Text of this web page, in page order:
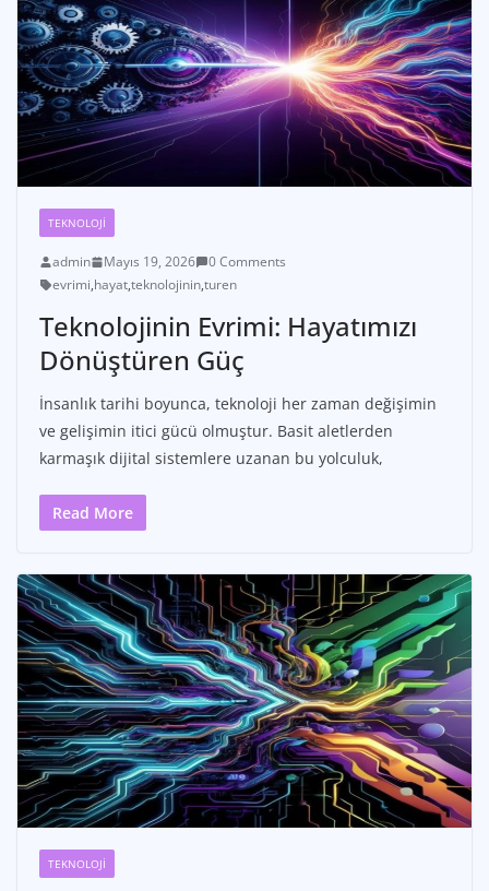
TEKNOLOJI
admin Mayıs 19, 2026
0 Comments
evrimi,hayat,teknolojinin,turen
Teknolojinin Evrimi: Hayatımızı
Dönüştüren Güç
İnsanlık tarihi boyunca, teknoloji her zaman değişimin
ve gelişimin itici gücü olmuştur. Basit aletlerden
karmaşık dijital sistemlere uzanan bu yolculuk,
Read More
TEKNOLOJI